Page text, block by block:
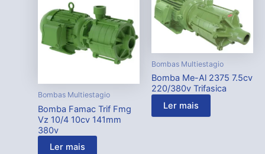
Bombas Multiestagio
Bomba Famac Trif Fmg
Vz 10/4 10cv 141mm
380v
Ler mais
Bombas Multiestagio
Bomba Me-Al 2375 7.5cv
220/380v Trifasica
Ler mais